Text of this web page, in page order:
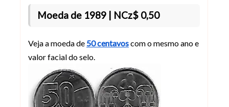
Moeda de 1989 | NCz$ 0,50
Veja a moeda de 50 centavoscom o mesmo ano e
valor facial do selo.